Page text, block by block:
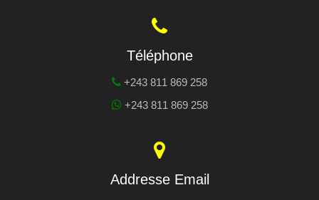
Téléphone
+243 811 869 258
+243 811 869 258
Addresse Email